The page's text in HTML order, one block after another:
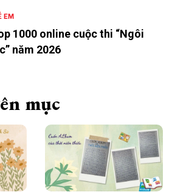
EM
1000 online cuộc thi “Ngôi
năm 2026
mục